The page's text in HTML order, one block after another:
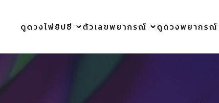
ดูดวงไพ่ยิปซี ตัวเลขพยากรณ์ ดูดวงพยากรณ์